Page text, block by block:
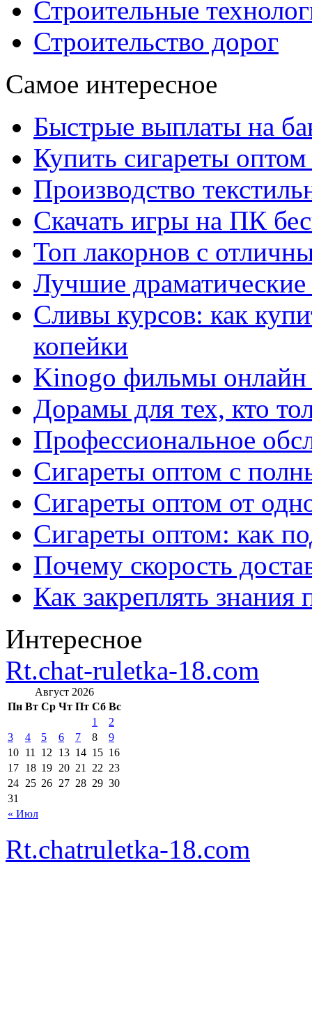
Строительные
Строительство дорог
Самое интересное
Быстрые выплаты на
Купить сигареты
Производство
Скачать игры на ПК
Топ лакорнов с
Лучшие
Сливы курсов: как
копейки
Kinogo фильмы онлайн
Дорамы для тех, кто
Профессиональное
Сигареты оптом с
Сигареты оптом от
Сигареты оптом: как
Почему скорость
Как закреплять знания
Интересное
Rt.chat-ruletka-18.com
Август 2026
Пн Вт Ср Чт Пт Сб Вс
« Июл
1
2
3
4 5 6 7 8
9
10 11 12 13 14 15 16
17 18 19 20 21 22 23
24 25 26 27 28 29 30
31
Rt.chatruletka-18.com